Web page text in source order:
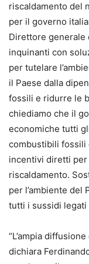
riscaldamento del
per il governo
Direttore generale
inquinanti con
per tutelare
il Paese dalla
fossili e ridurre le
chiediamo che il
economiche tutti
combustibili fossili
incentivi diretti
riscaldamento.
per l’ambiente del
tutti i sussidi legati
“L’ampia
dichiara